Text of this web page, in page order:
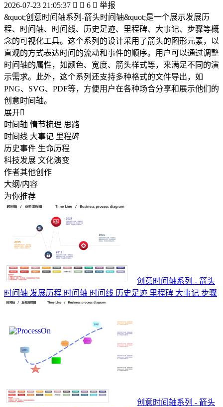
2026-07-23 21:05:37   6  举报
&quot;创意时间轴系列-箭头时间轴&quot;是一个展示发展历
程、时间轴、时间线、历史足迹、里程碑、大事记、步骤等概
念的可视化工具。这个系列的设计采用了箭头的图形元素，以
直观的方式表达时间的流动和事件的顺序。用户可以通过调整
时间轴的属性，如颜色、宽度、箭头样式等，来满足不同的演
示需求。此外，这个系列还支持多种格式的文件导出，如
PNG、SVG、PDF等，方便用户在各种场合分享和展示他们的
创意时间轴。
展开
时间轴 情节梳理 思路
时间线 大事记 里程碑
历史事件 生命历程
科技发展 文化演变
作者其他创作
大纲/内容
为你推荐
创意时间轴系列 - 箭头
时间轴 发展历程 时间轴 时间线 历史足迹 里程碑 大事记 步骤
创意时间轴系列 - 箭头